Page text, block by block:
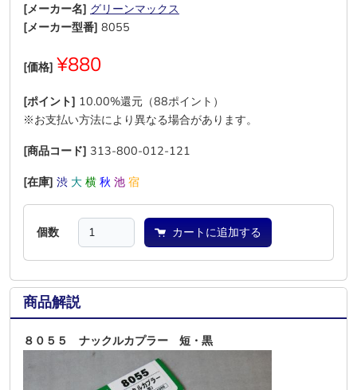
[メーカー名] グリーンマックス
[メーカー型番] 8055
[価格] ¥880
[ポイント] 10.00%還元（88ポイント）
※お支払い方法により異なる場合があります。
[商品コード] 313-800-012-121
[在庫] 渋 大 横 秋 池 宿
個数 カートに追加する
商品解説
８０５５ ナックルカプラー 短・黒